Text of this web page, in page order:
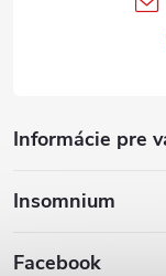
Informácie pre
Insomnium
Facebook